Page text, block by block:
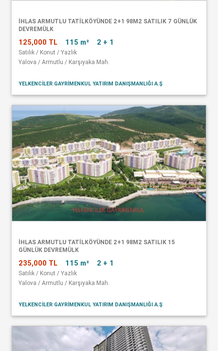
İHLAS ARMUTLU TATİLKÖYÜNDE 2+1 98M2 SATILIK 7 GÜNLÜK
DEVREMÜLK
125,000 TL 115 m² 2 + 1
Satılık / Konut / Yazlık
Yalova / Armutlu / Karşıyaka Mah.
YELKENCİLER GAYRİMENKUL YATIRIM DANIŞMANLIĞI A.Ş
İHLAS ARMUTLU TATİLKÖYÜNDE 2+1 98M2 SATILIK 15
GÜNLÜK DEVREMÜLK
235,000 TL 115 m² 2 + 1
Satılık / Konut / Yazlık
Yalova / Armutlu / Karşıyaka Mah.
YELKENCİLER GAYRİMENKUL YATIRIM DANIŞMANLIĞI A.Ş